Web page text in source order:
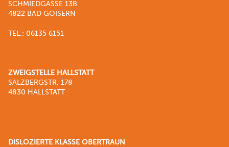
SCHMIEDGASSE 13B
4822 BAD GOISERN
TEL.: 06135 6151
ZWEIGSTELLE HALLSTATT
SALZBERGSTR. 178
4830 HALLSTATT
DISLOZIERTE KLASSE OBERTRAUN